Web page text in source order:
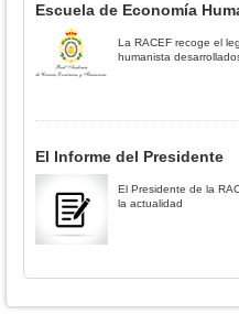
Escuela de Economía
La RACEF recoge el
humanista
El Informe del Presidente
El Presidente de la
la actualidad